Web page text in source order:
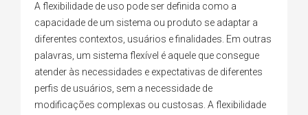
A flexibilidade de uso pode ser definida como a
capacidade de um sistema ou produto se adaptar a
diferentes contextos, usuários e finalidades. Em outras
palavras, um sistema flexível é aquele que consegue
atender às necessidades e expectativas de diferentes
perfis de usuários, sem a necessidade de
modificações complexas ou custosas. A flexibilidade